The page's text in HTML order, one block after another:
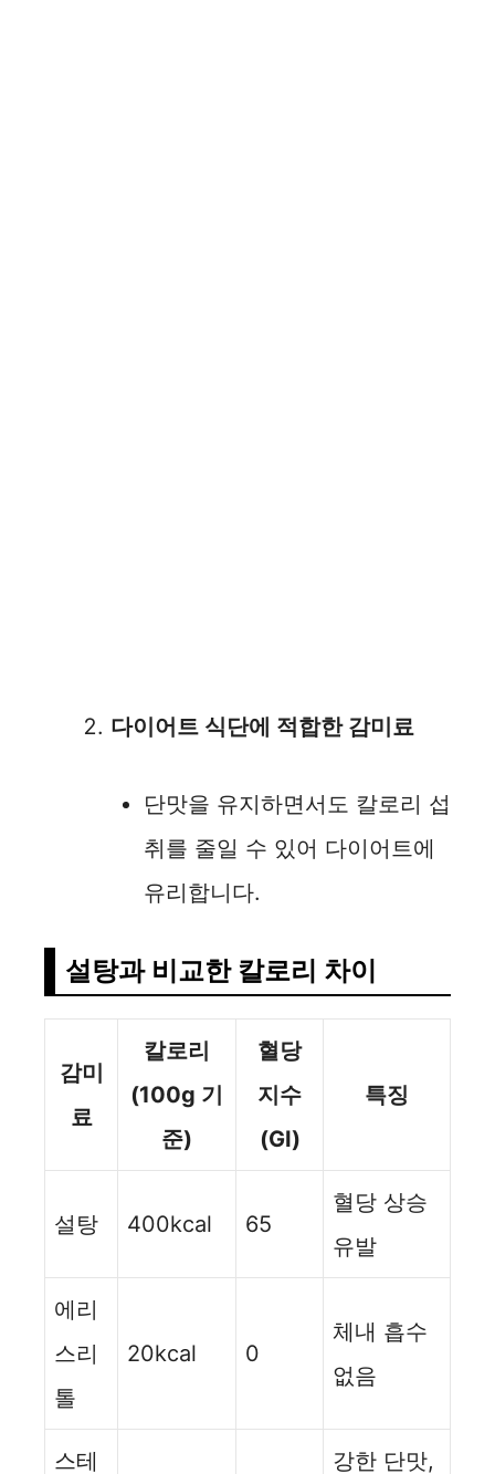
다이어트 식단에 적합한 감미료
단맛을 유지하면서도 칼로리 섭
취를 줄일 수 있어 다이어트에
유리합니다.
설탕과 비교한 칼로리 차이
감미
료
칼로리
(100g 기
준)
혈당
지수
(GI)
특징
설탕 400kcal 65
혈당 상승
유발
에리
스리
톨
20kcal 0
체내 흡수
없음
스테
강한 단맛,